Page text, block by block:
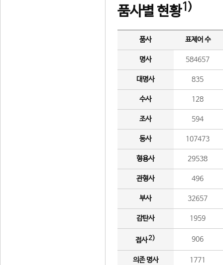
품사별 현황1)
품사 표제어 수
명사 584657
대명사 835
수사 128
조사 594
동사 107473
형용사 29538
관형사 496
부사 32657
감탄사 1959
접사2) 906
의존 명사 1771